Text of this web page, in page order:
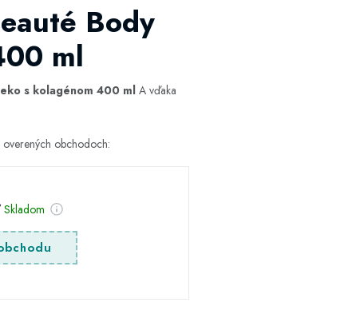
Body
ml
s kolagénom 400 ml A vďaka
obchodoch:
Skladom